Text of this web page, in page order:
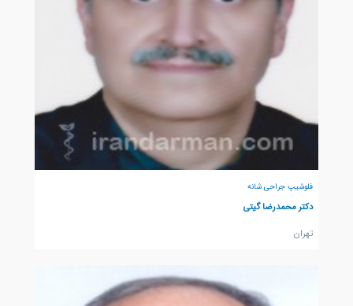
فلوشیپ جراحی شانه
دکتر محمدرضا گیتی
تهران